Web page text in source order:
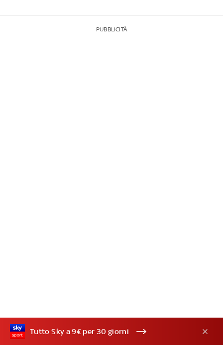
PUBBLICITÀ
Tutto Sky a 9€ per 30 giorni